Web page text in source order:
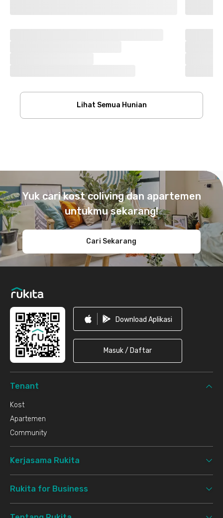
Lihat Semua Hunian
Yuk cari kost coliving dan apartemen
untukmu sekarang!
Cari Sekarang
Download Aplikasi
Masuk / Daftar
Tenant
Kost
Apartemen
Community
Kerjasama Rukita
Rukita for Business